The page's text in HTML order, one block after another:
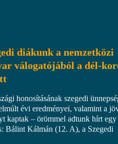
diákunk a nemzetközi
válogatójából a dél-
honosításának szegedi
évi eredményei, valamint a
kaptak – örömmel adtunk hírt egy
Bálint Kálmán (12. A), a Szegedi